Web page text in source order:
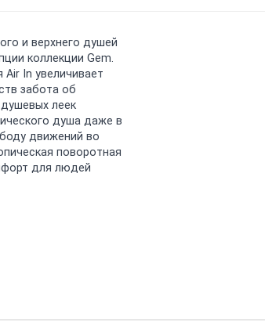
и верхнего душей
коллекции Gem.
In увеличивает
забота об
леек
душа даже в
движений во
поворотная
для людей